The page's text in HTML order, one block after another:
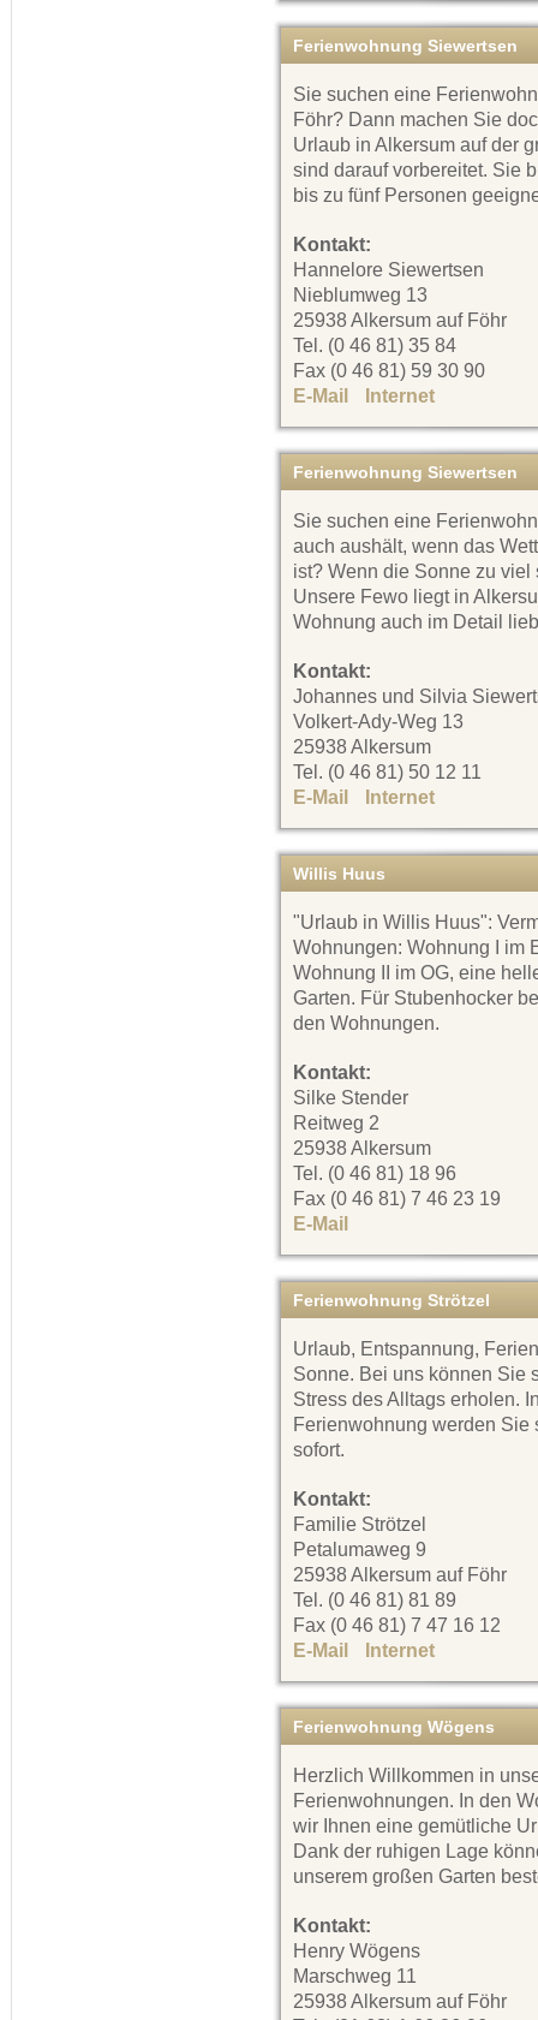
Ferienwohnung Siewertsen
Sie suchen eine
Föhr? Dann machen Sie
Urlaub in Alkersum auf der
sind darauf vorbereitet. Sie
bis zu fünf Personen
Kontakt:
Hannelore Siewertsen
Nieblumweg 13
25938 Alkersum auf Föhr
Tel. (0 46 81) 35 84
Fax (0 46 81) 59 30 90
E-Mail
Internet
Ferienwohnung Siewertsen
Sie suchen eine
auch aushält, wenn das
ist? Wenn die Sonne zu
Unsere Fewo liegt in
Wohnung auch im Detail
Kontakt:
Johannes und Silvia
Volkert-Ady-Weg 13
25938 Alkersum
Tel. (0 46 81) 50 12 11
E-Mail
Internet
Willis Huus
"Urlaub in Willis Huus":
Wohnungen: Wohnung I im
Wohnung II im OG, eine
Garten. Für Stubenhocker
den Wohnungen.
Kontakt:
Silke Stender
Reitweg 2
25938 Alkersum
Tel. (0 46 81) 18 96
Fax (0 46 81) 7 46 23 19
E-Mail
Ferienwohnung Strötzel
Urlaub, Entspannung,
Sonne. Bei uns können Sie
Stress des Alltags erholen.
Ferienwohnung werden
sofort.
Kontakt:
Familie Strötzel
Petalumaweg 9
25938 Alkersum auf Föhr
Tel. (0 46 81) 81 89
Fax (0 46 81) 7 47 16 12
E-Mail
Internet
Ferienwohnung Wögens
Herzlich Willkommen in
Ferienwohnungen. In den
wir Ihnen eine gemütliche
Dank der ruhigen Lage
unserem großen Garten
Kontakt:
Henry Wögens
Marschweg 11
25938 Alkersum auf Föhr